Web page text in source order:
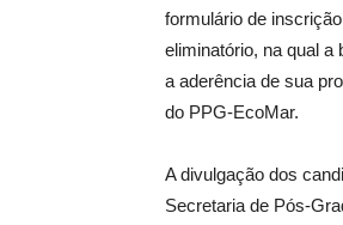
formulário de
eliminatório, na qual a
a aderência de sua
do PPG-EcoMar.
A divulgação dos
Secretaria de Pós-